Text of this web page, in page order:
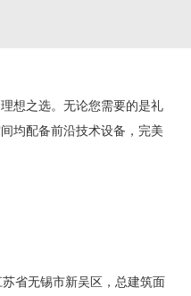
想之选。无论您需要的是礼
均配备前沿技术设备，完美
省无锡市新吴区，总建筑面